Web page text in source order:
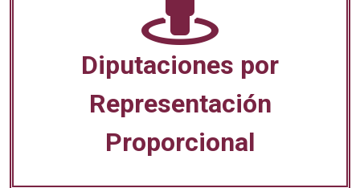
Diputaciones por
Representación
Proporcional